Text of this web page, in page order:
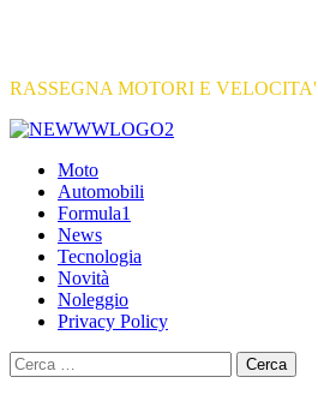
RASSEGNA MOTORI E VELOCITA'
Primary
Moto
Automobili
Formula1
News
Tecnologia
Novità
Noleggio
Privacy Policy
Ricerca
per: